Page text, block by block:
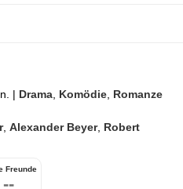
| Drama, Komödie, Romanze
, Alexander Beyer, Robert
Freunde
--